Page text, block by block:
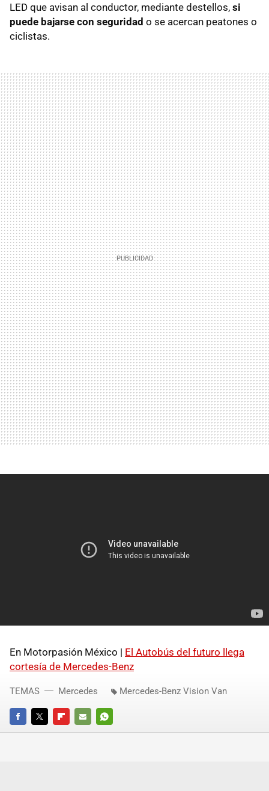
LED que avisan al conductor, mediante destellos, si
puede bajarse con seguridad o se acercan peatones o
ciclistas.
En Motorpasión México | El Autobús del futuro llega
cortesía de Mercedes-Benz
FACEBOOKTWITTERFLIPBOARD
E-
WHATSAPP
TEMAS Mercedes Mercedes-Benz Vision Van